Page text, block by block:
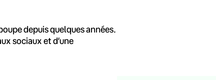
depuis quelques années.
sociaux et d’une